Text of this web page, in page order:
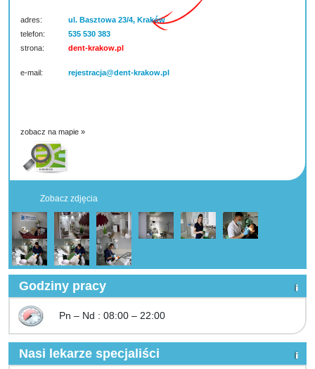
adres:
ul. Basztowa 23/4, Kraków
telefon:
535 530 383
strona:
dent-krakow.pl
e-mail: rejestracja@dent-krakow.pl
zobacz na mapie »
Zobacz zdjęcia
Godziny pracy
Pn – Nd : 08:00 – 22:00
Nasi lekarze specjaliści